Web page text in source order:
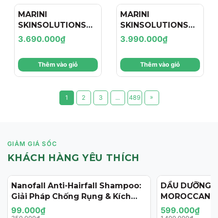
MARINI
SKINSOLUTIONS
Duality™ – Tinh
Chất Hỗ Trợ Giảm
Mụn Và Cải Thiện
Dấu Hiệu Lão Hóa
3.690.000₫
Thêm vào giỏ
MARINI
SKINSOLUTIONS
Transformation
Face Cream – Kem
Dưỡng Hỗ Trợ Tái
Tạo, Giảm Nếp
Nhăn Và Săn Chắc
Da
3.990.000₫
Thêm vào giỏ
1 2 3 ... 489 »
GIẢM GIÁ SỐC
KHÁCH HÀNG YÊU THÍCH
- 72%
Nanofall Anti-Hairfall Shampoo:
Giải Pháp Chống Rụng & Kích
Thích Mọc Tóc Chuẩn Y Khoa
99.000₫
- 57%
DẦU DƯỠNG
125ML
599.000₫